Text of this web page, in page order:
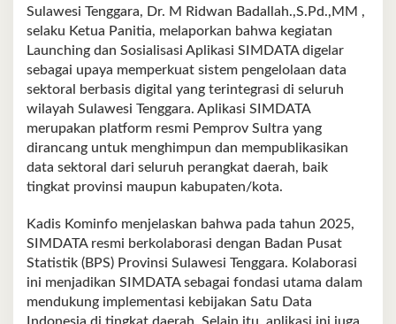
Sulawesi Tenggara, Dr. M Ridwan Badallah.,S.Pd.,MM ,
selaku Ketua Panitia, melaporkan bahwa kegiatan
Launching dan Sosialisasi Aplikasi SIMDATA digelar
sebagai upaya memperkuat sistem pengelolaan data
sektoral berbasis digital yang terintegrasi di seluruh
wilayah Sulawesi Tenggara. Aplikasi SIMDATA
merupakan platform resmi Pemprov Sultra yang
dirancang untuk menghimpun dan mempublikasikan
data sektoral dari seluruh perangkat daerah, baik
tingkat provinsi maupun kabupaten/kota.
Kadis Kominfo menjelaskan bahwa pada tahun 2025,
SIMDATA resmi berkolaborasi dengan Badan Pusat
Statistik (BPS) Provinsi Sulawesi Tenggara. Kolaborasi
ini menjadikan SIMDATA sebagai fondasi utama dalam
mendukung implementasi kebijakan Satu Data
Indonesia di tingkat daerah. Selain itu, aplikasi ini juga